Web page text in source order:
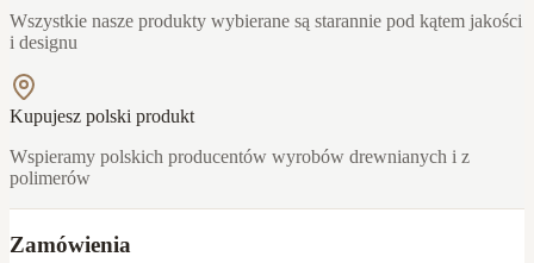
Wszystkie nasze produkty wybierane są starannie pod kątem jakości
i designu
Kupujesz polski produkt
Wspieramy polskich producentów wyrobów drewnianych i z
polimerów
Zamówienia